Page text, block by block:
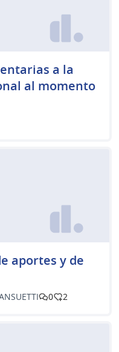
a la
al momento
aportes y de
0 2